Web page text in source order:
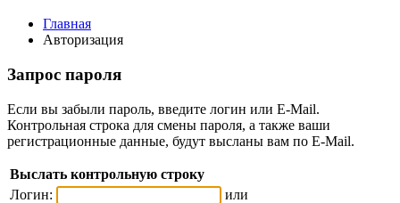
Главная
Авторизация
Запрос пароля
Если вы забыли пароль, введите логин или E-Mail.
Контрольная строка для смены пароля, а также ваши
регистрационные данные, будут высланы вам по E-Mail.
Выслать контрольную строку
Логин:
или